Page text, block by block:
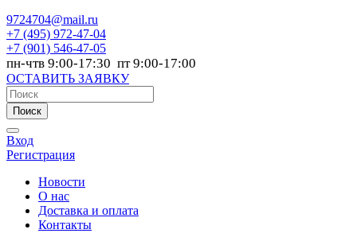
9724704@mail.ru
+7 (495) 972-47-04
+7 (901) 546-47-05
пн-чтв 9:00-17:30 пт 9:00-17:00
ОСТАВИТЬ ЗАЯВКУ
Поиск
Вход
Регистрация
Новости
О нас
Доставка и оплата
Контакты